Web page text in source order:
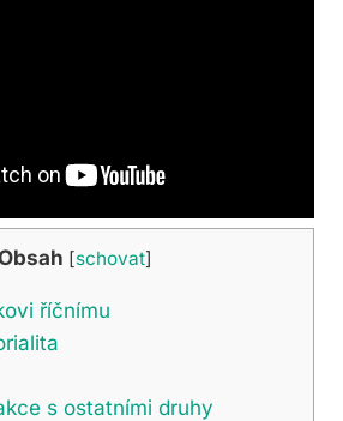
[schovat]
říčnímu
s ostatními druhy